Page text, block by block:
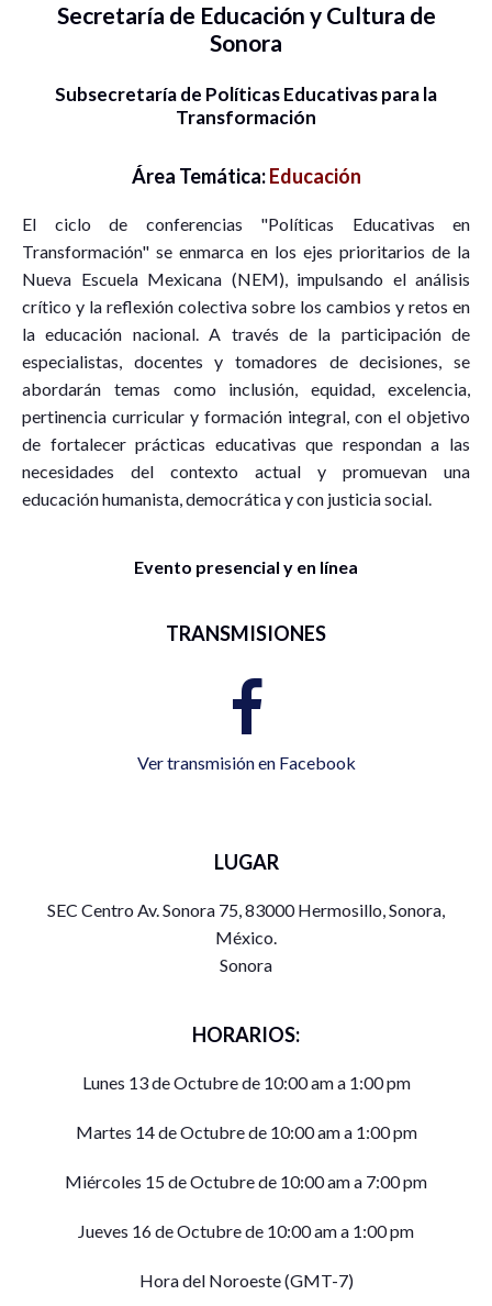
Secretaría de Educación y Cultura de
Sonora
Subsecretaría de Políticas Educativas para la
Transformación
Área Temática:Educación
El ciclo de conferencias "Políticas Educativas en
Transformación" se enmarca en los ejes prioritarios de la
Nueva Escuela Mexicana (NEM), impulsando el análisis
crítico y la reflexión colectiva sobre los cambios y retos en
la educación nacional. A través de la participación de
especialistas, docentes y tomadores de decisiones, se
abordarán temas como inclusión, equidad, excelencia,
pertinencia curricular y formación integral, con el objetivo
de fortalecer prácticas educativas que respondan a las
necesidades del contexto actual y promuevan una
educación humanista, democrática y con justicia social.
Evento presencial y en línea
TRANSMISIONES
Ver transmisión en Facebook
LUGAR
SEC Centro Av. Sonora 75, 83000 Hermosillo, Sonora,
México.
Sonora
HORARIOS:
Lunes 13 de Octubre de 10:00 am a 1:00 pm
Martes 14 de Octubre de 10:00 am a 1:00 pm
Miércoles 15 de Octubre de 10:00 am a 7:00 pm
Jueves 16 de Octubre de 10:00 am a 1:00 pm
Hora del Noroeste (GMT-7)